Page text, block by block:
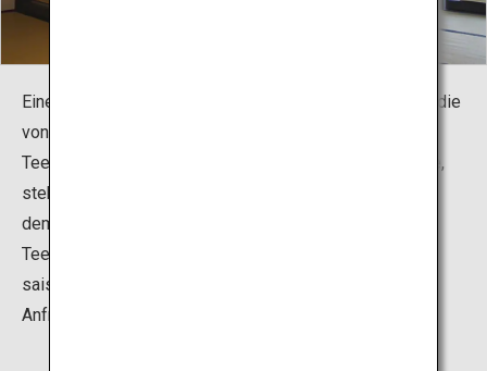
Eine Nachbildung eines Hauses für die Teezeremonie, die
von Enshu Kobori, einem Daimyo-Feudalherrn und
Teemeister der Edo-Zeit (1603-1868) entworfen wurde,
steht neben dem japanischen Garten. Im Kusari-no-Ma,
dem „Raum der Ketten“, können Besucher an einer
Teezeremonie teilnehmen, Matcha aus Shizuoka und
saisonale japanische Süßigkeiten probieren sowie auf
Anfrage selbst Matcha herstellen.